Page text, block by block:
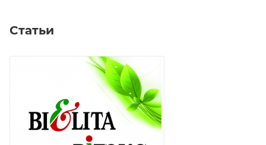
образованию морщин кожи.
Не содержит консервантов и отдушек.
Статьи